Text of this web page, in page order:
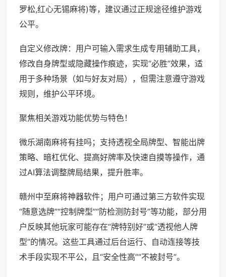
罗松,红心无锡麻将)等，建议通过正规途径维护游戏
公平。
自定义修改牌：用户可输入需求生成专用辅助工具，
修改自身牌型或隐藏操作痕迹，实现“必胜”效果，适
用于多种场景（如与好友对局），但需注意遵守游戏
规则，维护公平环境。
聚焦相关游戏功能优势与特色！
微乐湖南麻将有挂吗；支持透视全局牌型、智能出牌
策略、暗杠优化、提高好牌率及快速自摸等操作，通
过AI算法调整牌局结果，提升胜率。
赣州中至麻将神器软件；用户可通过第三方软件实现
“随意选牌”“控制牌型”“防检测防封号”等功能，部分用
户反映其他玩家可能存在“牌特别好”或“透视他人牌
型”的情况。这些工具通过后台运行、自动连接等技
术手段实现不平公，且“安全性高”“不被封号”。